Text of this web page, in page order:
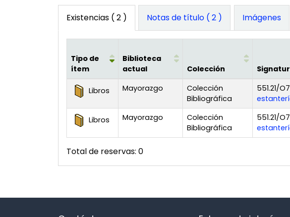
Existencias ( 2 ) Notas de título ( 2 ) Imágenes
Existencias
Tipo de
ítem
Biblioteca
actual
Colección
Libros Mayorazgo
Colección
Bibliográfica
551.21/
Libros Mayorazgo
Colección
Bibliográfica
551.21/
Total de reservas: 0